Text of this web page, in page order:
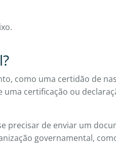
como uma certidão de
certificação ou
precisar de enviar um
governamental,